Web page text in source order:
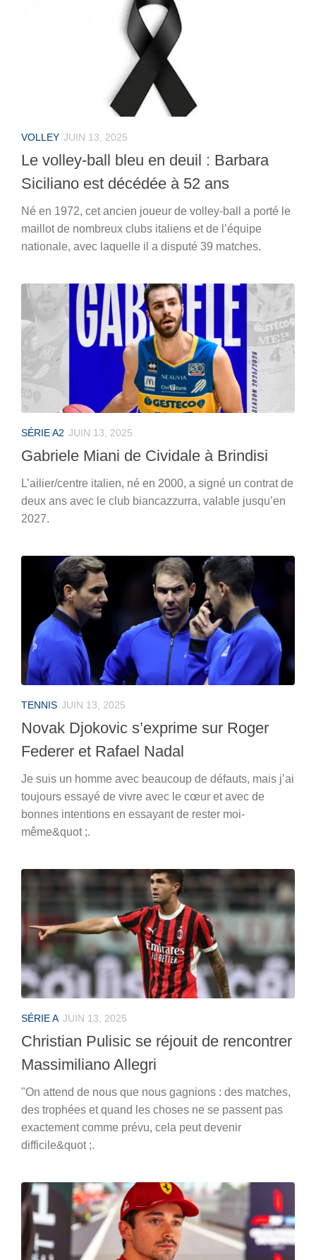
VOLLEY JUIN 13, 2025
Le volley-ball bleu en deuil : Barbara
Siciliano est décédée à 52 ans
Né en 1972, cet ancien joueur de volley-ball a porté le
maillot de nombreux clubs italiens et de l’équipe
nationale, avec laquelle il a disputé 39 matches.
SÉRIE A2 JUIN 13, 2025
Gabriele Miani de Cividale à Brindisi
L’ailier/centre italien, né en 2000, a signé un contrat de
deux ans avec le club biancazzurra, valable jusqu’en
2027.
TENNIS JUIN 13, 2025
Novak Djokovic s’exprime sur Roger
Federer et Rafael Nadal
Je suis un homme avec beaucoup de défauts, mais j’ai
toujours essayé de vivre avec le cœur et avec de
bonnes intentions en essayant de rester moi-
même&quot ;.
SÉRIE A JUIN 13, 2025
Christian Pulisic se réjouit de rencontrer
Massimiliano Allegri
"On attend de nous que nous gagnions : des matches,
des trophées et quand les choses ne se passent pas
exactement comme prévu, cela peut devenir
difficile&quot ;.